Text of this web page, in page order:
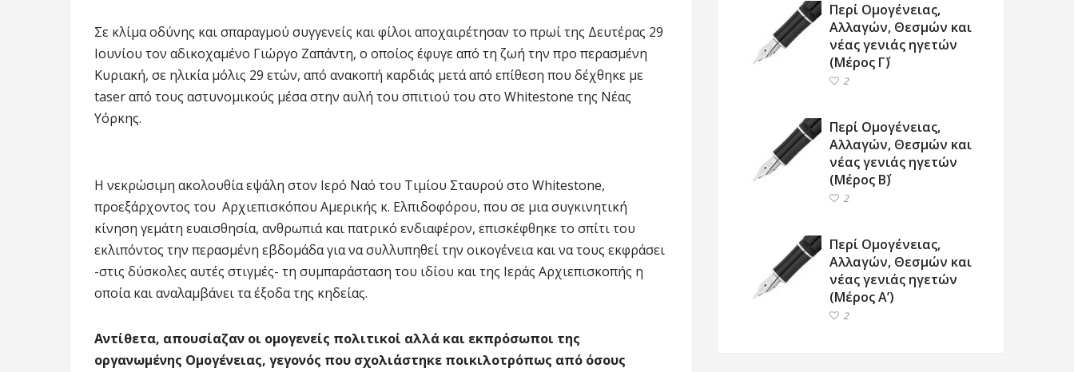
Σε κλίμα οδύνης και σπαραγμού συγγενείς και φίλοι αποχαιρέτησαν το πρωί της Δευτέρας 29
Ιουνίου τον αδικοχαμένο Γιώργο Ζαπάντη, ο οποίος έφυγε από τη ζωή την προ περασμένη
Κυριακή, σε ηλικία μόλις 29 ετών, από ανακοπή καρδιάς μετά από επίθεση που δέχθηκε με
taser από τους αστυνομικούς μέσα στην αυλή του σπιτιού του στο Whitestone της Νέας
Υόρκης.
Η νεκρώσιμη ακολουθία εψάλη στον Ιερό Ναό του Τιμίου Σταυρού στο Whitestone,
προεξάρχοντος του Αρχιεπισκόπου Αμερικής κ. Ελπιδοφόρου, που σε μια συγκινητική
κίνηση γεμάτη ευαισθησία, ανθρωπιά και πατρικό ενδιαφέρον, επισκέφθηκε το σπίτι του
εκλιπόντος την περασμένη εβδομάδα για να συλλυπηθεί την οικογένεια και να τους εκφράσει
-στις δύσκολες αυτές στιγμές- τη συμπαράσταση του ιδίου και της Ιεράς Αρχιεπισκοπής η
οποία και αναλαμβάνει τα έξοδα της κηδείας.
Αντίθετα, απουσίαζαν οι ομογενείς πολιτικοί αλλά και εκπρόσωποι της
οργανωμένης Ομογένειας, γεγονός που σχολιάστηκε ποικιλοτρόπως από όσους
Περί Ομογένειας,
Αλλαγών, Θεσμών και
νέας γενιάς ηγετών
(Μέρος Γ΄)
2
Περί Ομογένειας,
Αλλαγών, Θεσμών και
νέας γενιάς ηγετών
(Μέρος Β΄)
2
Περί Ομογένειας,
Αλλαγών, Θεσμών και
νέας γενιάς ηγετών
(Μέρος Α’)
2